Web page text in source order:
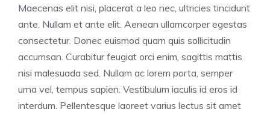
Maecenas elit nisi, placerat a leo nec, ultricies tincidunt
ante. Nullam et ante elit. Aenean ullamcorper egestas
consectetur. Donec euismod quam quis sollicitudin
accumsan. Curabitur feugiat orci enim, sagittis mattis
nisi malesuada sed. Nullam ac lorem porta, semper
urna vel, tempus sapien. Vestibulum iaculis id eros id
interdum. Pellentesque laoreet varius lectus sit amet